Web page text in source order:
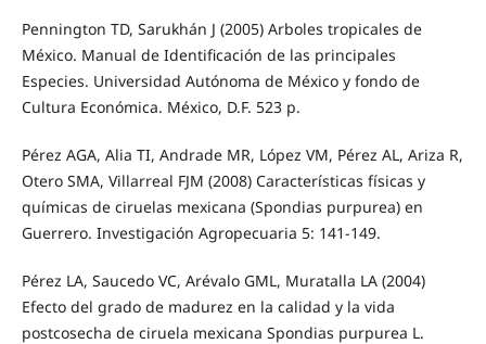
Pennington TD, Sarukhán J (2005) Arboles tropicales de
México. Manual de Identificación de las principales
Especies. Universidad Autónoma de México y fondo de
Cultura Económica. México, D.F. 523 p.
Pérez AGA, Alia TI, Andrade MR, López VM, Pérez AL, Ariza R,
Otero SMA, Villarreal FJM (2008) Características físicas y
químicas de ciruelas mexicana (Spondias purpurea) en
Guerrero. Investigación Agropecuaria 5: 141-149.
Pérez LA, Saucedo VC, Arévalo GML, Muratalla LA (2004)
Efecto del grado de madurez en la calidad y la vida
postcosecha de ciruela mexicana Spondias purpurea L.